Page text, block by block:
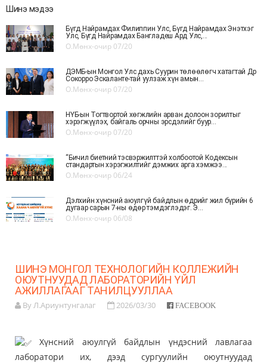
Шинэ мэдээ
Бүгд Найрамдах Филиппин Улс, Бүгд Найрамдах Энэтхэг
Улс, Бүгд Найрамдах Бангладеш Ард Улс,...
О.Мөнх-очир 07/20
ДЭМБ-ын Монгол Улс дахь Суурин төлөөлөгч хатагтай Др
Сокорро Эскаланте-тай уулзаж хүн амын...
О.Мөнх-очир 07/20
НҮБ-ын Тогтвортой хөгжлийн арван долоон зорилтыг
хэрэгжүүлэх, байгаль орчны эрсдэлийг буур...
О.Мөнх-очир 07/20
“Бичил биетний тэсвэржилттэй холбоотой Кодексын
стандартын хэрэгжилтийг дэмжих арга хэмжээ...
О.Мөнх-очир 06/24
Дэлхийн хүнсний аюулгүй байдлын өдрийг жил бүрийн 6
дугаар сарын 7-ны өдөр тэмдэглэдэг. Э...
О.Мөнх-очир 06/08
ШИНЭ МОНГОЛ ТЕХНОЛОГИЙН КОЛЛЕЖИЙН
ОЮУТНУУДАД ЛАБОРАТОРИЙН ҮЙЛ
АЖИЛЛАГААГ ТАНИЛЦУУЛЛАА
By Л.Ариунтунгалаг 2026/03/30 FACEBOOK
Хүнсний аюулгүй байдлын үндэсний лавлагаа
лаборатори их, дээд сургуулийн оюутнуудад